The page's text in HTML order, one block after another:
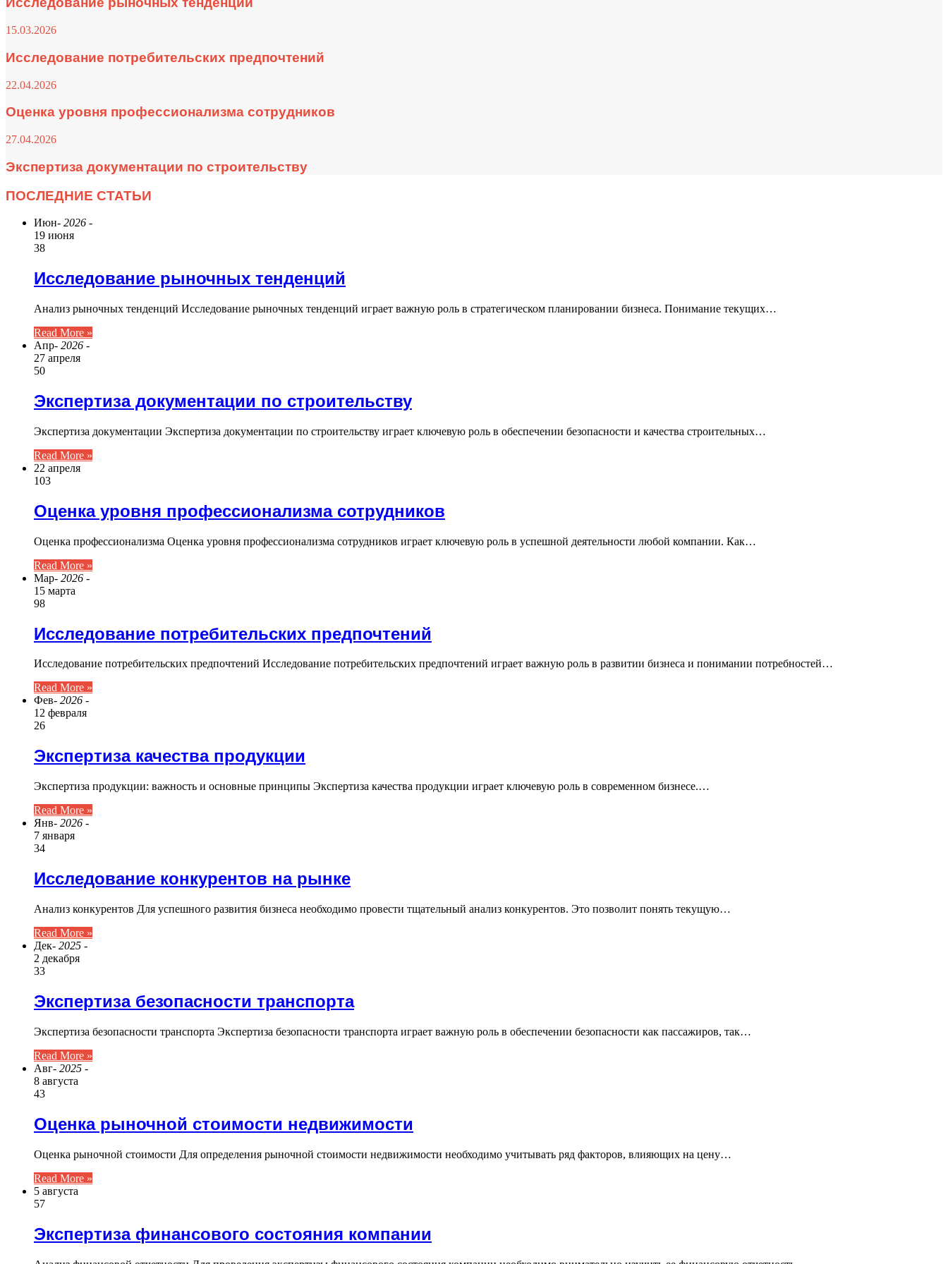
15.03.2026
Исследование потребительских предпочтений
22.04.2026
Оценка уровня профессионализма сотрудников
27.04.2026
Экспертиза документации по строительству
ПОСЛЕДНИЕ СТАТЬИ
Июн- 2026 -
19 июня
38
Исследование рыночных тенденций
Анализ рыночных тенденций Исследование рыночных тенденций играет важную роль в стратегическом планировании бизнеса. Понимание текущих…
Read More »
Апр- 2026 -
27 апреля
50
Экспертиза документации по строительству
Экспертиза документации Экспертиза документации по строительству играет ключевую роль в обеспечении безопасности и качества строительных…
Read More »
22 апреля
103
Оценка уровня профессионализма сотрудников
Оценка профессионализма Оценка уровня профессионализма сотрудников играет ключевую роль в успешной деятельности любой компании. Как…
Read More »
Мар- 2026 -
15 марта
98
Исследование потребительских предпочтений
Исследование потребительских предпочтений Исследование потребительских предпочтений играет важную роль в развитии бизнеса и понимании потребностей…
Read More »
Фев- 2026 -
12 февраля
26
Экспертиза качества продукции
Экспертиза продукции: важность и основные принципы Экспертиза качества продукции играет ключевую роль в современном бизнесе.…
Read More »
Янв- 2026 -
7 января
34
Исследование конкурентов на рынке
Анализ конкурентов Для успешного развития бизнеса необходимо провести тщательный анализ конкурентов. Это позволит понять текущую…
Read More »
Дек- 2025 -
2 декабря
33
Экспертиза безопасности транспорта
Экспертиза безопасности транспорта Экспертиза безопасности транспорта играет важную роль в обеспечении безопасности как пассажиров, так…
Read More »
Авг- 2025 -
8 августа
43
Оценка рыночной стоимости недвижимости
Оценка рыночной стоимости Для определения рыночной стоимости недвижимости необходимо учитывать ряд факторов, влияющих на цену…
Read More »
5 августа
57
Экспертиза финансового состояния компании